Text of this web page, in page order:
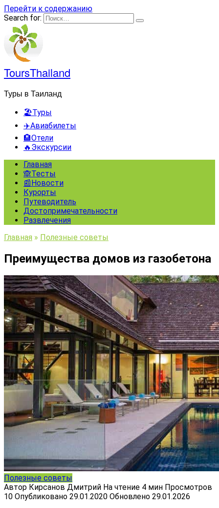
Перейти к содержанию
Search for:
ToursThailand
Туры в Таиланд
🏖️Туры
✈️Авиабилеты
🏨Отели
🔥Экскурсии
Главная
🙈Тесты
📰Новости
Курорты
Путеводитель
Достопримечательности
Развлечения
Главная » Полезные советы
Преимущества домов из газобетона
Полезные советы
Автор Кирсанов Дмитрий На чтение 4 мин Просмотров
10 Опубликовано 29.01.2020 Обновлено 29.01.2026